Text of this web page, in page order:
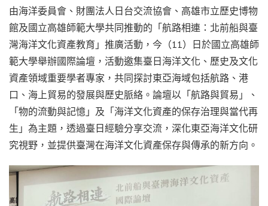
由海洋委員會、財團法人日台交流協會、高雄市立歷史博物
館及國立高雄師範大學共同推動的「航路相連：北前船與臺
灣海洋文化資產教育」推廣活動，今（11）日於國立高雄師
範大學舉辦國際論壇，活動邀集臺日海洋文化、歷史及文化
資產領域重要學者專家，共同探討東亞海域包括航路、港
口、海上貿易的發展與歷史脈絡。論壇以「航路與貿易」、
「物的流動與記憶」及「海洋文化資產的保存治理與當代再
生」為主題，透過臺日經驗分享交流，深化東亞海洋文化研
究視野，並提供臺灣在海洋文化資產保存與傳承的新方向。